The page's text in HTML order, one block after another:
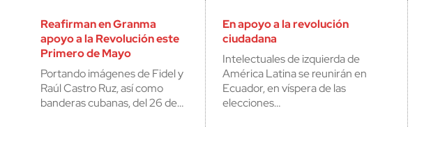
Reafirman en Granma
apoyo a la Revolución este
Primero de Mayo
Portando imágenes de Fidel y
Raúl Castro Ruz, así como
banderas cubanas, del 26 de…
En apoyo a la revolución
ciudadana
Intelectuales de izquierda de
América Latina se reunirán en
Ecuador, en víspera de las
elecciones…